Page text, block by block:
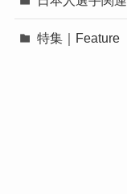
特集｜Feature